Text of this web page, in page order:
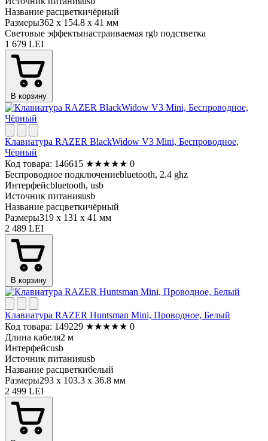
Название расцветкичёрный
Размеры362 x 154.8 x 41 мм
Световые эффектынастраиваемая rgb подстветка
1 679 LEI
В корзину
Клавиатура RAZER BlackWidow V3 Mini, Беспроводное,
Чёрный
Код товара: 146615 ★★★★★ 0
Беспроводное подключениеbluetooth, 2.4 ghz
Интерфейсbluetooth, usb
Источник питанияusb
Название расцветкичёрный
Размеры319 x 131 x 41 мм
2 489 LEI
В корзину
Клавиатура RAZER Huntsman Mini, Проводное, Белый
Код товара: 149229 ★★★★★ 0
Длина кабеля2 м
Интерфейсusb
Источник питанияusb
Название расцветкибелый
Размеры293 x 103.3 x 36.8 мм
2 499 LEI